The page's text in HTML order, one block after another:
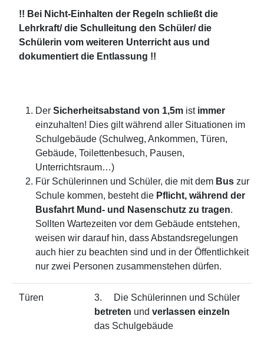
!! Bei Nicht-Einhalten der Regeln schließt die
Lehrkraft/ die Schulleitung den Schüler/ die
Schülerin vom weiteren Unterricht aus und
dokumentiert die Entlassung !!
Der Sicherheitsabstand von 1,5m ist immer
einzuhalten! Dies gilt während aller Situationen im
Schulgebäude (Schulweg, Ankommen, Türen,
Gebäude, Toilettenbesuch, Pausen,
Unterrichtsraum…)
Für Schülerinnen und Schüler, die mit dem Bus zur
Schule kommen, besteht die Pflicht, während der
Busfahrt Mund- und Nasenschutz zu tragen.
Sollten Wartezeiten vor dem Gebäude entstehen,
weisen wir darauf hin, dass Abstandsregelungen
auch hier zu beachten sind und in der Öffentlichkeit
nur zwei Personen zusammenstehen dürfen.
Türen
3. Die Schülerinnen und Schüler
betreten und verlassen einzeln
das Schulgebäude